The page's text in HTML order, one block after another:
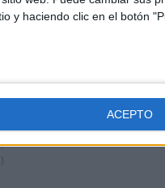
y haciendo clic en el botón
ACEPTO